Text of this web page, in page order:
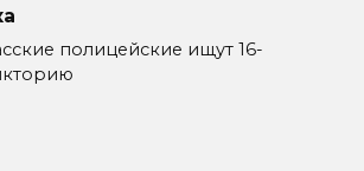
полицейские ищут 16-